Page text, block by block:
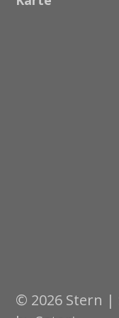
© 2026 Stern |